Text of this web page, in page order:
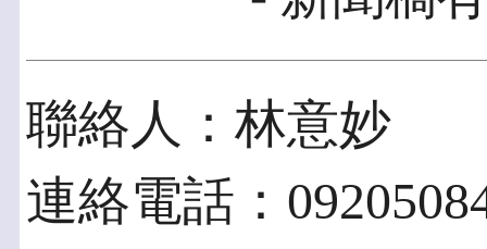
聯絡人：林意妙
連絡電話：